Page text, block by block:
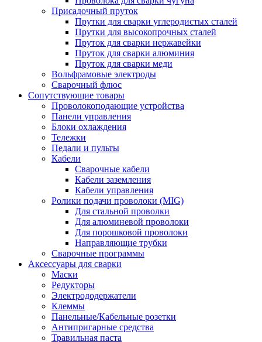
Присадочный пруток
Прутки для сварки углеродистых сталей
Прутки для высокопрочных сталей
Пруток для сварки нержавейки
Пруток для сварки алюминия
Пруток для сварки меди
Вольфрамовые электроды
Сварочный флюс
Сопутствующие товары
Проволокоподающие устройства
Панели управления
Блоки охлаждения
Тележки
Педали и пульты
Кабели
Сварочные кабели
Кабели заземления
Кабели управления
Ролики подачи проволоки (MIG)
Для стальной проволки
Для алюминевой проволоки
Для порошковой проволоки
Направляющие трубки
Сварочные программы
Аксессуары для сварки
Маски
Редукторы
Электрододержатели
Клеммы
Панельные/Кабельные розетки
Антипригарные средства
Травильная паста